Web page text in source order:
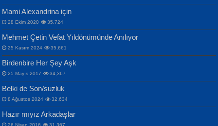
MAHMUT GÜRBÜZ
İbrahim Olmak ve Bitirebilmek...
Songül Özel
Mahzen...
NAZIM HİKMET RAN
Bir Cezaevinde, Tecritteki Adamın
Mektupları...
Mami Alexandrina için
28 Ekim 2020 35,724
Mehmet Çetin Vefat Yıldönümünde Anılıyor
25 Kasım 2024 35,661
Birdenbire Her Şey Aşk
25 Mayıs 2017 34,367
Belki de Son/suzluk
8 Ağustos 2024 32,634
Hazır mıyız Arkadaşlar
26 Nisan 2016 31,367